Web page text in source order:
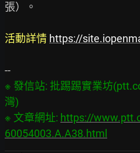
張）。
活動詳情 https://
※ 發信站: 批踢踢實業坊
灣)
※ 文章網址: https://
60054003.A.A38.html